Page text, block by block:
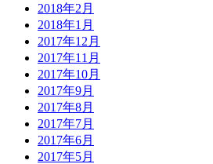
2018年2月
2018年1月
2017年12月
2017年11月
2017年10月
2017年9月
2017年8月
2017年7月
2017年6月
2017年5月